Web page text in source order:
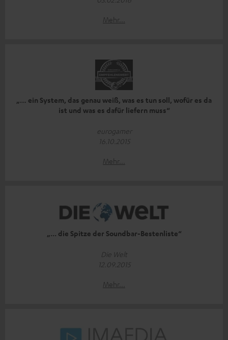
Mehr...
„… ein System, das genau weiß, was es tun soll, wofür es da
ist und was es dafür liefern muss“
eurogamer
16.10.2015
Mehr...
„... die Spitze der Soundbar-Bestenliste“
Die Welt
12.09.2015
Mehr...